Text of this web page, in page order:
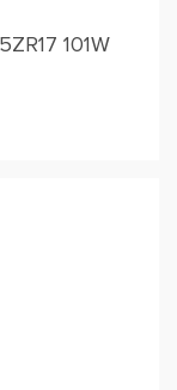
101W